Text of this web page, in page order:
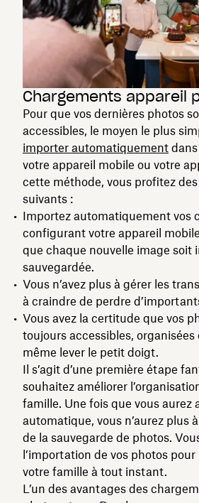
Chargements appareil
Pour que vos dernières photos
accessibles, le moyen le plus
importer automatiquement
votre appareil mobile ou votre
cette méthode, vous profitez
suivants :
Importez automatiquement vos
configurant votre appareil
que chaque nouvelle image
sauvegardée.
Vous n’avez plus à gérer les
à craindre de perdre
Vous avez la certitude que vos
toujours accessibles,
même lever le petit doigt.
Il s’agit d’une première étape
souhaitez améliorer
famille. Une fois que vous aurez
automatique, vous n’aurez plus
de la sauvegarde de photos.
l’importation de vos photos
votre famille à tout instant.
L’un des avantages des